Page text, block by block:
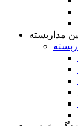
مداربسته